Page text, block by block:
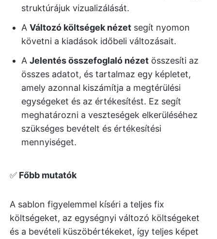
struktúrájuk vizualizálását.
A Változó költségek nézet segít nyomon
követni a kiadások időbeli változásait.
A Jelentés összefoglaló nézet összesíti az
összes adatot, és tartalmaz egy képletet,
amely azonnal kiszámítja a megtérülési
egységeket és az értékesítést. Ez segít
meghatározni a veszteségek elkerüléséhez
szükséges bevételt és értékesítési
mennyiséget.
✅ Főbb mutatók
A sablon figyelemmel kíséri a teljes fix
költségeket, az egységnyi változó költségeket
és a bevételi küszöbértékeket, így teljes képet